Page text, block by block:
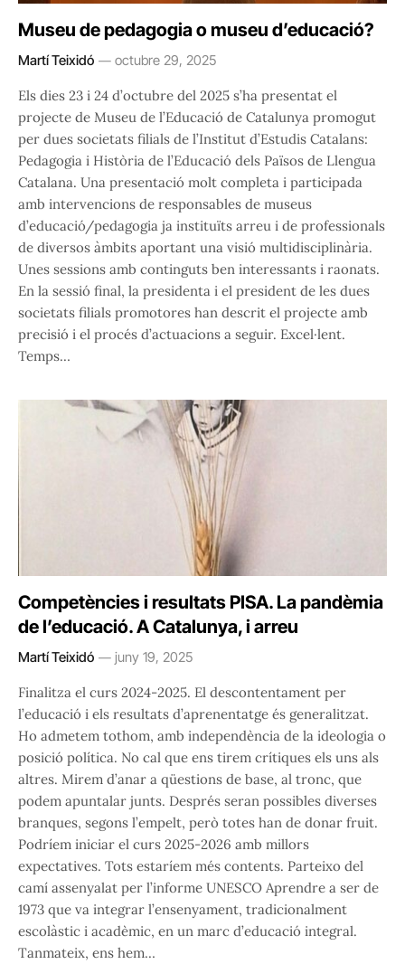
Museu de pedagogia o museu d’educació?
Martí Teixidó octubre 29, 2025
Els dies 23 i 24 d’octubre del 2025 s’ha presentat el
projecte de Museu de l’Educació de Catalunya promogut
per dues societats filials de l’Institut d’Estudis Catalans:
Pedagogia i Història de l’Educació dels Països de Llengua
Catalana. Una presentació molt completa i participada
amb intervencions de responsables de museus
d’educació/pedagogia ja instituïts arreu i de professionals
de diversos àmbits aportant una visió multidisciplinària.
Unes sessions amb continguts ben interessants i raonats.
En la sessió final, la presidenta i el president de les dues
societats filials promotores han descrit el projecte amb
precisió i el procés d’actuacions a seguir. Excel·lent.
Temps…
Competències i resultats PISA. La pandèmia
de l’educació. A Catalunya, i arreu
Martí Teixidó juny 19, 2025
Finalitza el curs 2024-2025. El descontentament per
l’educació i els resultats d’aprenentatge és generalitzat.
Ho admetem tothom, amb independència de la ideologia o
posició política. No cal que ens tirem crítiques els uns als
altres. Mirem d’anar a qüestions de base, al tronc, que
podem apuntalar junts. Després seran possibles diverses
branques, segons l’empelt, però totes han de donar fruit.
Podríem iniciar el curs 2025-2026 amb millors
expectatives. Tots estaríem més contents. Parteixo del
camí assenyalat per l’informe UNESCO Aprendre a ser de
1973 que va integrar l’ensenyament, tradicionalment
escolàstic i acadèmic, en un marc d’educació integral.
Tanmateix, ens hem…